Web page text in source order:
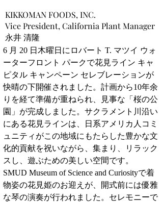
KIKKOMAN FOODS, INC.
Vice President, California Plant Manager
永井 清隆
6 月 20 日木曜日にロバート T. マツイ ウォ
ーターフロント パークで花見ライン キャ
ピタル キャンペーン セレブレーションが
快晴の下開催されました。計画から10年余
りを経て準備が重ねられ、見事な「桜の公
園」が完成しました。サクラメント川沿い
にある花見ラインは、日系アメリカ人コミ
ュニティがこの地域にもたらした豊かな文
化的貢献を祝いながら、集まり、リラック
スし、遊ぶための美しい空間です。
SMUD Museum of Science and Curiosityで着
物姿の花見姫のお迎えが、開式前には優雅
な琴の演奏が行われました。セレモニーで